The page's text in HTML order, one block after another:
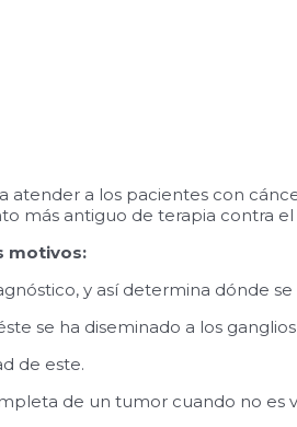
atender a los pacientes con
más antiguo de terapia contra
motivos:
y así determina dónde
se ha diseminado a los
de este.
de un tumor cuando no es